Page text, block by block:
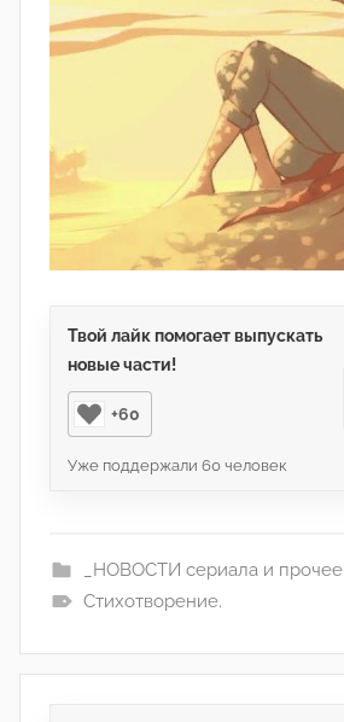
Твой лайк помогает выпускать
новые части!
+60
Уже поддержали 60 человек
_НОВОСТИ сериала и прочее_
Стихотворение.